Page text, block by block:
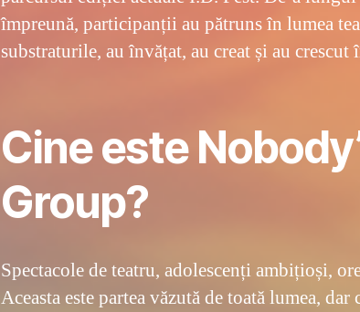
împreună, participanții au pătruns în lumea
substraturile, au învățat, au creat și au crescut
Cine este
Group?
Spectacole de teatru, adolescenți ambițioși,
Aceasta este partea văzută de toată lumea, dar